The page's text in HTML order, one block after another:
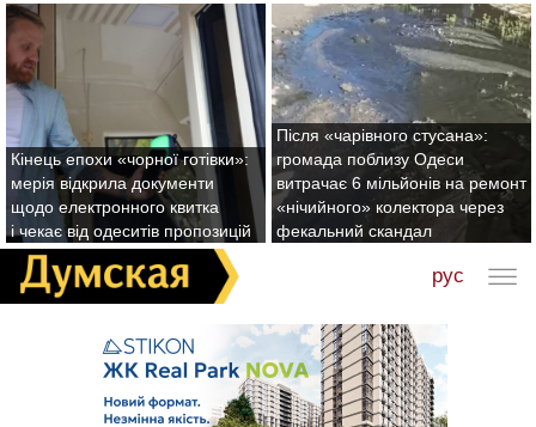
Кінець епохи «чорної готівки»:
мерія відкрила документи
щодо електронного квитка
і чекає від одеситів пропозицій
Після «чарівного стусана»:
громада поблизу Одеси
витрачає 6 мільйонів на ремонт
«нічийного» колектора через
фекальний скандал
рус